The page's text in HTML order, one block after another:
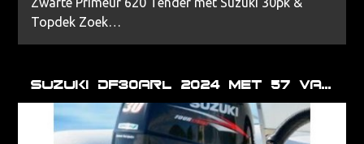
Topdek Zoek…
Suzuki DF30ARL 2024 met 57 vaaruren